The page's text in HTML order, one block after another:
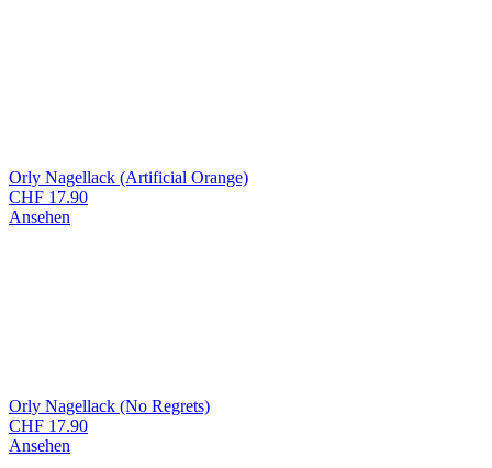
Orly Nagellack (Artificial Orange)
CHF 17.90
Ansehen
Orly Nagellack (No Regrets)
CHF 17.90
Ansehen